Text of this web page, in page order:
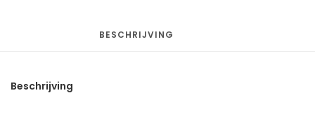
BESCHRIJVING
Beschrijving